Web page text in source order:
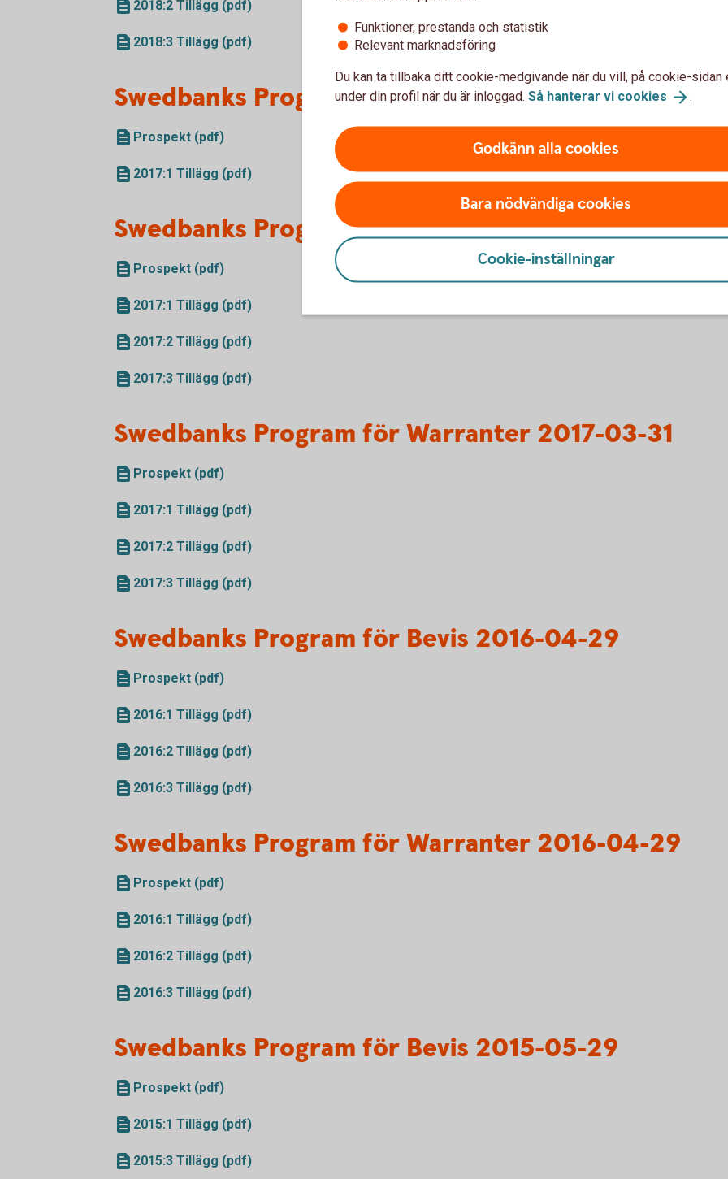
2018:2 Tillägg (pdf)
2018:3 Tillägg (pdf)
Swedbanks Program för Warranter 2017-11-14
Prospekt (pdf)
2017:1 Tillägg (pdf)
Swedbanks Program för Bevis 2017-03-31
Prospekt (pdf)
2017:1 Tillägg (pdf)
2017:2 Tillägg (pdf)
2017:3 Tillägg (pdf)
Swedbanks Program för Warranter 2017-03-31
Prospekt (pdf)
2017:1 Tillägg (pdf)
2017:2 Tillägg (pdf)
2017:3 Tillägg (pdf)
Swedbanks Program för Bevis 2016-04-29
Prospekt (pdf)
2016:1 Tillägg (pdf)
2016:2 Tillägg (pdf)
2016:3 Tillägg (pdf)
Swedbanks Program för Warranter 2016-04-29
Prospekt (pdf)
2016:1 Tillägg (pdf)
2016:2 Tillägg (pdf)
2016:3 Tillägg (pdf)
Swedbanks Program för Bevis 2015-05-29
Prospekt (pdf)
2015:1 Tillägg (pdf)
2015:3 Tillägg (pdf)
Funktioner, prestanda och statistik
Relevant marknadsföring
Du kan ta tillbaka ditt cookie-medgivande när du vill, på cookie-sidan
under din profil när du är inloggad. Så hanterar vi cookies .
Godkänn alla cookies
Bara nödvändiga cookies
Cookie-inställningar